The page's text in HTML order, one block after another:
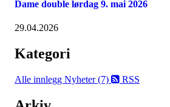
Dame double lørdag 9. mai 2026
29.04.2026
Kategori
Alle innlegg Nyheter (7) RSS